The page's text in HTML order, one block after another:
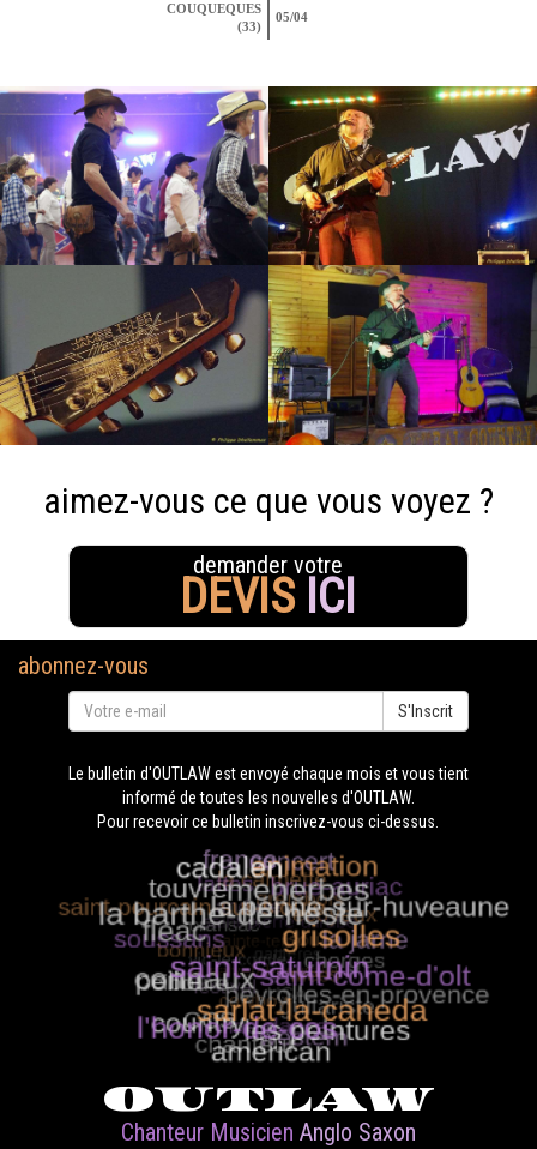
COUQUEQUES
(33)
05/04
aimez-vous ce que vous voyez ?
demander votre
DEVIS ICI
abonnez-vous
S'Inscrit
Le bulletin d'OUTLAW est envoyé chaque mois et vous tient
informé de toutes les nouvelles d'OUTLAW.
Pour recevoir ce bulletin inscrivez-vous ci-dessus.
OUTLAW
Chanteur Musicien Anglo Saxon